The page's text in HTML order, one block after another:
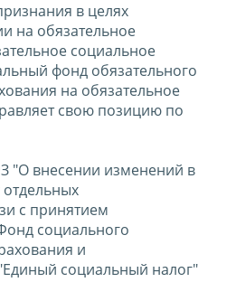
в целях
на обязательное
социальное
фонд обязательного
на обязательное
свою позицию по
"О внесении изменений в
с принятием
социального
и
социальный налог"